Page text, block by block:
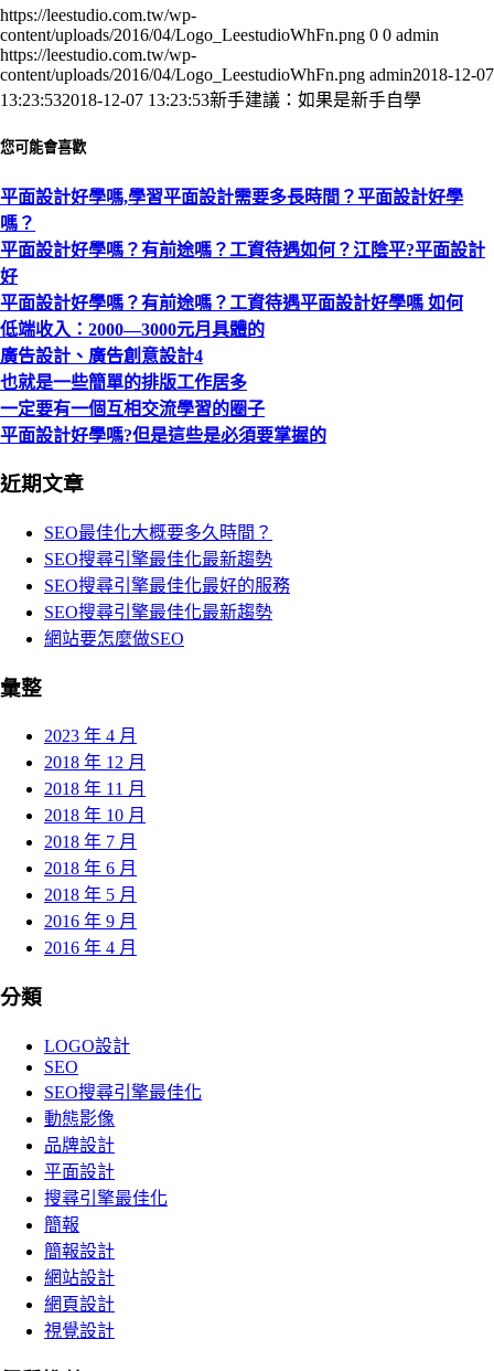
https://leestudio.com.tw/wp-
content/uploads/2016/04/Logo_LeestudioWhFn.png 0 0 admin
https://leestudio.com.tw/wp-
content/uploads/2016/04/Logo_LeestudioWhFn.png admin2018-12-07
13:23:532018-12-07 13:23:53新手建議：如果是新手自學
您可能會喜歡
平面設計好學嗎,學習平面設計需要多長時間？平面設計好學
嗎？
平面設計好學嗎？有前途嗎？工資待遇如何？江陰平?平面設計
好
平面設計好學嗎？有前途嗎？工資待遇平面設計好學嗎 如何
低端收入：2000—3000元月具體的
廣告設計、廣告創意設計4
也就是一些簡單的排版工作居多
一定要有一個互相交流學習的圈子
平面設計好學嗎?但是這些是必須要掌握的
近期文章
SEO最佳化大概要多久時間？
SEO搜尋引擎最佳化最新趨勢
SEO搜尋引擎最佳化最好的服務
SEO搜尋引擎最佳化最新趨勢
網站要怎麼做SEO
彙整
2023 年 4 月
2018 年 12 月
2018 年 11 月
2018 年 10 月
2018 年 7 月
2018 年 6 月
2018 年 5 月
2016 年 9 月
2016 年 4 月
分類
LOGO設計
SEO
SEO搜尋引擎最佳化
動態影像
品牌設計
平面設計
搜尋引擎最佳化
簡報
簡報設計
網站設計
網頁設計
視覺設計